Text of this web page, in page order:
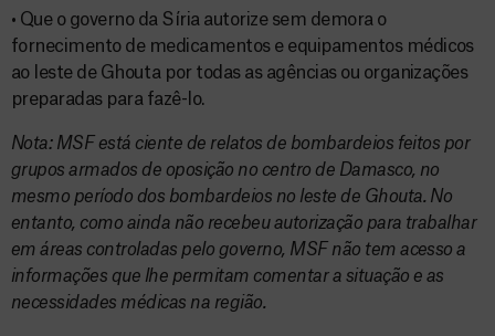
• Que o governo da Síria autorize sem demora o
fornecimento de medicamentos e equipamentos médicos
ao leste de Ghouta por todas as agências ou organizações
preparadas para fazê-lo.
Nota: MSF está ciente de relatos de bombardeios feitos por
grupos armados de oposição no centro de Damasco, no
mesmo período dos bombardeios no leste de Ghouta. No
entanto, como ainda não recebeu autorização para trabalhar
em áreas controladas pelo governo, MSF não tem acesso a
informações que lhe permitam comentar a situação e as
necessidades médicas na região.